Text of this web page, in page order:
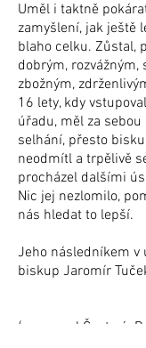
Uměl i taktně
zamyšlení, jak ještě
blaho celku. Zůstal,
dobrým, rozvážným,
zbožným,
16 lety, kdy
úřadu, měl za
selhání, přesto
neodmítl a trpělivě
procházel dalšími
Nic jej nezlomilo,
nás hledat to lepší.
Jeho následníkem v
biskup Jaromír
(zpracoval Čestmír